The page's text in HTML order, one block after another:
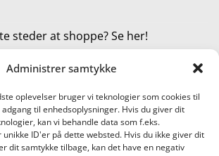
Administrer samtykke
oplevelser bruger vi teknologier som cookies til
til enhedsoplysninger. Hvis du giver dit
kan vi behandle data som f.eks.
ID'er på dette websted. Hvis du ikke giver dit
dit samtykke tilbage, kan det have en negativ
steder at shoppe? Se her!